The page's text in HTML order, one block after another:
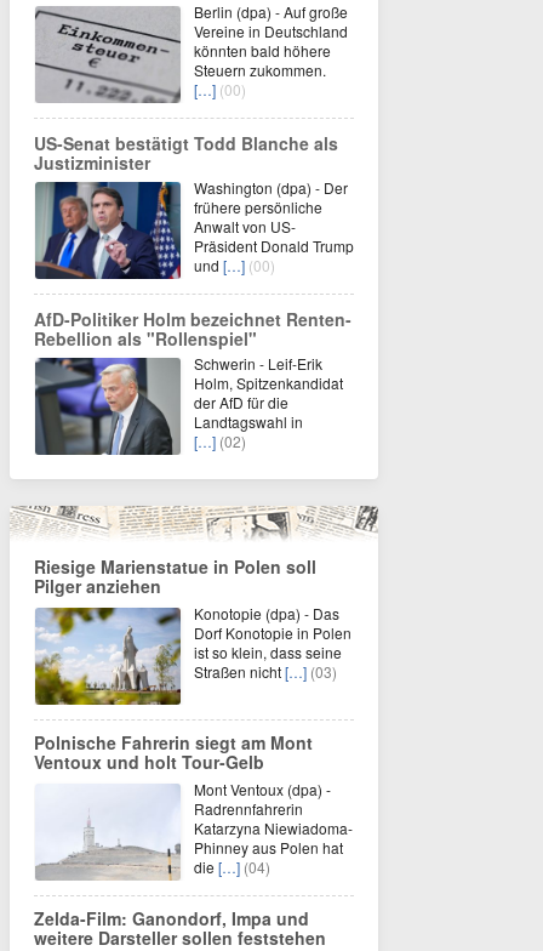
Berlin (dpa) - Auf große
Vereine in Deutschland
könnten bald höhere
Steuern zukommen.
[…] (00)
US-Senat bestätigt Todd Blanche als
Justizminister
Washington (dpa) - Der
frühere persönliche
Anwalt von US-
Präsident Donald Trump
und […] (00)
AfD-Politiker Holm bezeichnet Renten-
Rebellion als "Rollenspiel"
Schwerin - Leif-Erik
Holm, Spitzenkandidat
der AfD für die
Landtagswahl in
[…] (02)
Riesige Marienstatue in Polen soll
Pilger anziehen
Konotopie (dpa) - Das
Dorf Konotopie in Polen
ist so klein, dass seine
Straßen nicht[…] (03)
Polnische Fahrerin siegt am Mont
Ventoux und holt Tour-Gelb
Mont Ventoux (dpa) -
Radrennfahrerin
Katarzyna Niewiadoma-
Phinney aus Polen hat
die […] (04)
Zelda-Film: Ganondorf, Impa und
weitere Darsteller sollen feststehen